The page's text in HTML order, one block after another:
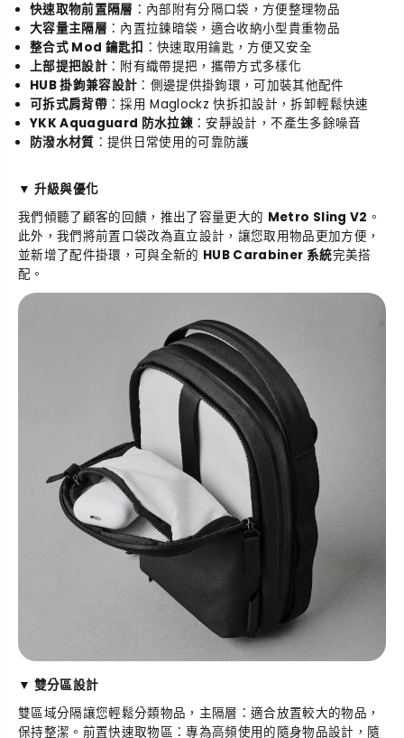
包
包
快速取物前置隔層 ：內部附有分隔口袋，方便整理物品
大容量主隔層 ：內置拉鍊暗袋，適合收納小型貴重物品
整合式 Mod 鑰匙扣 ：快速取用鑰匙，方便又安全
上部提把設計 ：附有織帶提把，攜帶方式多樣化
HUB 掛鉤兼容設計 ：側邊提供掛鉤環，可加裝其他配件
可拆式肩背帶 ：採用 Maglockz 快拆扣設計，拆卸輕鬆快速
YKK Aquaguard 防水拉鍊 ：安靜設計，不產生多餘噪音
防潑水材質 ：提供日常使用的可靠防護
▼ 升級與優化
我們傾聽了顧客的回饋，推出了容量更大的 Metro Sling V2 。
此外，我們將前置口袋改為直立設計，讓您取用物品更加方便，
並新增了配件掛環，可與全新的 HUB Carabiner 系統完美搭
配。
▼ 雙分區設計
雙區域分隔讓您輕鬆分類物品，主隔層：適合放置較大的物品，
保持整潔。前置快速取物區：專為高頻使用的隨身物品設計，隨